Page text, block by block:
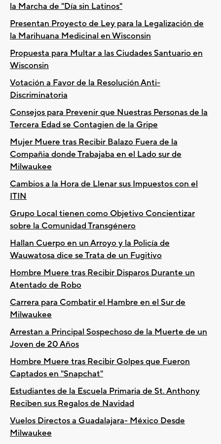
la Marcha de "Día sin Latinos"
Presentan Proyecto de Ley para la Legalización de
la Marihuana Medicinal en Wisconsin
Propuesta para Multar a las Ciudades Santuario en
Wisconsin
Votación a Favor de la Resolución Anti-
Discriminatoria
Consejos para Prevenir que Nuestras Personas de la
Tercera Edad se Contagien de la Gripe
Mujer Muere tras Recibir Balazo Fuera de la
Compañia donde Trabajaba en el Lado sur de
Milwaukee
Cambios a la Hora de Llenar sus Impuestos con el
ITIN
Grupo Local tienen como Objetivo Concientizar
sobre la Comunidad Transgénero
Hallan Cuerpo en un Arroyo y la Policía de
Wauwatosa dice se Trata de un Fugitivo
Hombre Muere tras Recibir Disparos Durante un
Atentado de Robo
Carrera para Combatir el Hambre en el Sur de
Milwaukee
Arrestan a Principal Sospechoso de la Muerte de un
Joven de 20 Años
Hombre Muere tras Recibir Golpes que Fueron
Captados en "Snapchat"
Estudiantes de la Escuela Primaria de St. Anthony
Reciben sus Regalos de Navidad
Vuelos Directos a Guadalajara- México Desde
Milwaukee